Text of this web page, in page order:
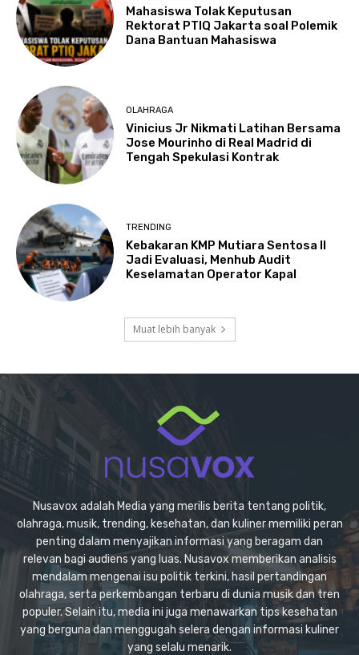
Mahasiswa Tolak Keputusan
Rektorat PTIQ Jakarta soal Polemik
Dana Bantuan Mahasiswa
OLAHRAGA
Vinicius Jr Nikmati Latihan Bersama
Jose Mourinho di Real Madrid di
Tengah Spekulasi Kontrak
TRENDING
Kebakaran KMP Mutiara Sentosa II
Jadi Evaluasi, Menhub Audit
Keselamatan Operator Kapal
Muat lebih banyak
Nusavox adalah Media yang merilis berita tentang politik,
olahraga, musik, trending, kesehatan, dan kuliner memiliki peran
penting dalam menyajikan informasi yang beragam dan
relevan bagi audiens yang luas. Nusavox memberikan analisis
mendalam mengenai isu politik terkini, hasil pertandingan
olahraga, serta perkembangan terbaru di dunia musik dan tren
populer. Selain itu, media ini juga menawarkan tips kesehatan
yang berguna dan menggugah selera dengan informasi kuliner
yang selalu menarik.